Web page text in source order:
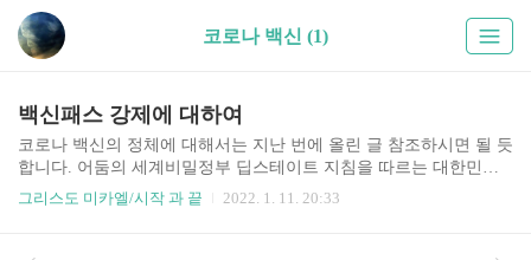
코로나 백신 (1)
백신패스 강제에 대하여
코로나 백신의 정체에 대해서는 지난 번에 올린 글 참조하시면 될 듯
합니다. 어둠의 세계비밀정부 딥스테이트 지침을 따르는 대한민국
은 어둠들의 핵심적인 모범국 답게 백신접종을 강제하여 밀어 부치
그리스도 미카엘/시작 과 끝 2022. 1. 11. 20:33